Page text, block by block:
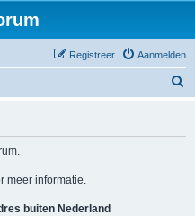
Aanmelden
Registreer
meer informatie.
buiten Nederland